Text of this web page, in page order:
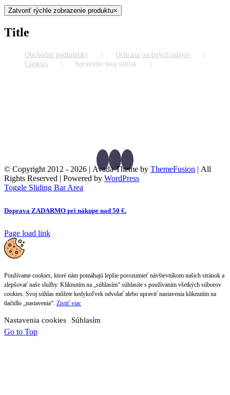
Zatvoriť rýchle zobrazenie produktu×
Title
Obchodné podmienky
Ochrana osobných údajov
Cookies
Spravujte svoj súhlas.
© Copyright 2012 - 2026 | Avada Theme by ThemeFusion | All
Rights Reserved | Powered by WordPress
Toggle Sliding Bar Area
Doprava ZADARMO pri nákupe nad 50 €.
Page load link
Používame cookies, ktoré nám pomáhajú lepšie porozumieť návštevníkom našich stránok a
zlepšovať naše služby. Kliknutím na „súhlasím“ súhlasíte s používaním všetkých súborov
cookies. Svoj súhlas môžete kedykoľvek odvolať alebo upraviť nastavenia kliknutím na
tlačidlo „nastavenia“. Zistiť viac
Nastavenia cookies Súhlasím
Go to Top